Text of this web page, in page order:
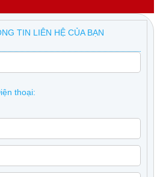
TIN LIÊN HỆ CỦA BẠN
thoại: